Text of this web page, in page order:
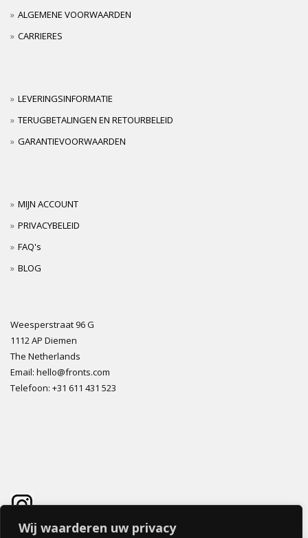
Wij waarderen uw privacy
ALGEMENE VOORWAARDEN
CARRIERES
LEVERINGSINFORMATIE
TERUGBETALINGEN EN RETOURBELEID
GARANTIEVOORWAARDEN
MIJN ACCOUNT
PRIVACYBELEID
FAQ's
BLOG
Weesperstraat 96 G
1112 AP Diemen
The Netherlands
Email: hello@fronts.com
Telefoon: +31 611 431 523